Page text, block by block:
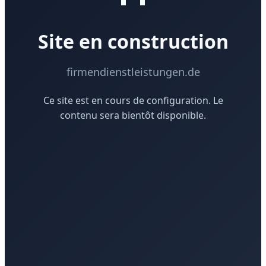
Site en construction
firmendienstleistungen.de
Ce site est en cours de configuration. Le
contenu sera bientôt disponible.